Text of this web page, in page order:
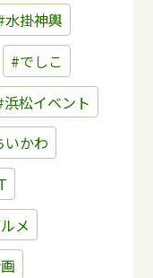
水掛神輿
#でしこ
浜松イベント
いかわ
メ